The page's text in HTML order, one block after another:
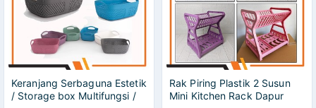
Keranjang Serbaguna Estetik
/ Storage box Multifungsi /
Rak Piring Plastik 2 Susun
Mini Kitchen Rack Dapur